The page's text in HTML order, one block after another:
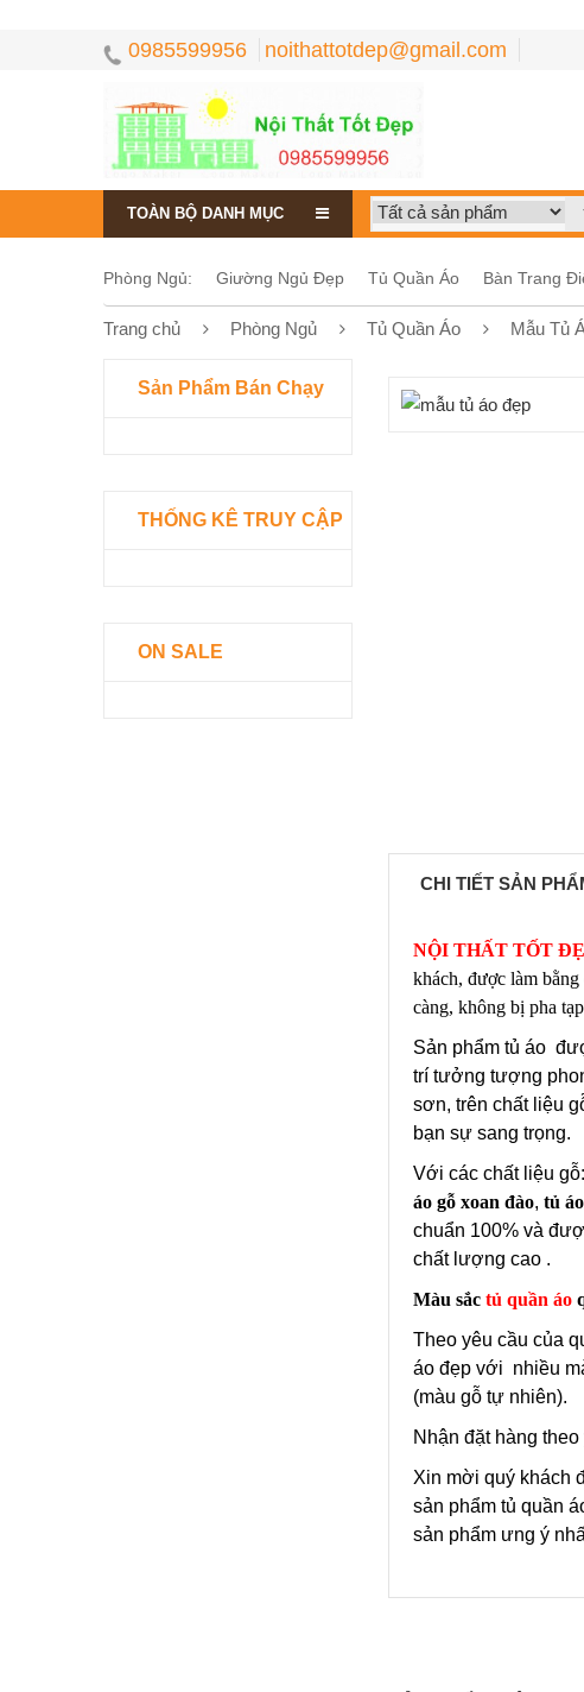
0985599956 noithattotdep@gmail.com
TOÀN BỘ DANH MỤC
Phòng Ngủ: Giường Ngủ Đẹp Tủ Quần Áo Bàn Trang
Trang chủ Phòng Ngủ Tủ Quần Áo Mẫu Tủ
Sản Phẩm Bán Chạy
THỐNG KÊ TRUY CẬP
ON SALE
CHI TIẾT SẢN
NỘI THẤT TỐT
khách, được làm
càng, không bị pha
Sản phẩm tủ áo
trí tưởng tượng
sơn, trên chất liệu
bạn sự sang trọng.
Với các chất liệu gỗ:
áo gỗ xoan đào, tủ
chuẩn 100% và
chất lượng cao .
Màu sắc tủ quần áo
Theo yêu cầu của
áo đẹp với nhiều
(màu gỗ tự nhiên).
Nhận đặt hàng
Xin mời quý khách
sản phẩm tủ quần
sản phẩm ưng ý